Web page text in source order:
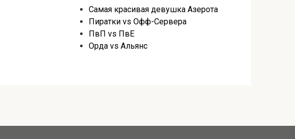
Самая красивая девушка Азерота
Пиратки vs Офф-Сервера
ПвП vs ПвЕ
Орда vs Альянс